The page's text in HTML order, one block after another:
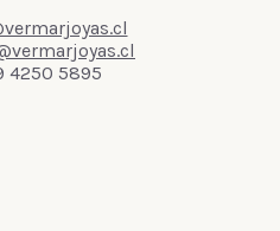
4250 5895